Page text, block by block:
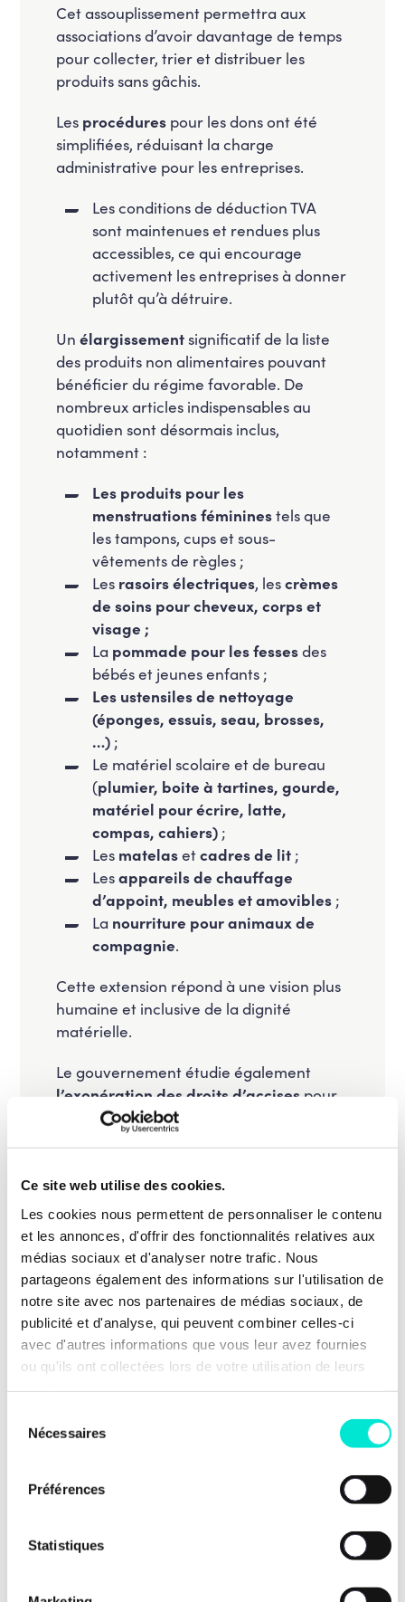
Ce site web utilise des cookies.
Les cookies nous permettent de personnaliser le contenu
et les annonces, d'offrir des fonctionnalités relatives aux
médias sociaux et d'analyser notre trafic. Nous
partageons également des informations sur l'utilisation de
notre site avec nos partenaires de médias sociaux, de
publicité et d'analyse, qui peuvent combiner celles-ci
avec d'autres informations que vous leur avez fournies
ou qu'ils ont collectées lors de votre utilisation de leurs
Nécessaires
Préférences
Statistiques
Cet assouplissement permettra aux
associations d’avoir davantage de temps
pour collecter, trier et distribuer les
produits sans gâchis.
Les procédures pour les dons ont été
simplifiées, réduisant la charge
administrative pour les entreprises.
⁠Les conditions de déduction TVA
sont maintenues et rendues plus
accessibles, ce qui encourage
activement les entreprises à donner
plutôt qu’à détruire.
Unélargissementsignificatif de la liste
des produits non alimentaires pouvant
bénéficier du régime favorable. De
nombreux articles indispensables au
quotidien sont désormais inclus,
notamment :
Les produits pour les
menstruations fémininestels que
les tampons, cups et sous-
vêtements de règles ;
Les rasoirs électriques, lescrèmes
de soins pour cheveux, corps et
visage ;
La pommade pour les fessesdes
bébés et jeunes enfants ;
Les ustensiles de nettoyage
(éponges, essuis, seau, brosses,
…) ;
Le matériel scolaire et de bureau
(plumier, boite à tartines, gourde,
matériel pour écrire, latte,
compas, cahiers) ;
Les matelasetcadres de lit ;
Lesappareils de chauffage
d’appoint, meubles et amovibles ;
La nourriture pour animaux de
compagnie.
Cette extension répond à une vision plus
humaine et inclusive de la dignité
matérielle.
Le gouvernement étudie également
l’exonération des droits d’accises pour
les boissons non alcoolisées données à
des associations, afin d’éviter que le don
destruction.
Nos dernières news